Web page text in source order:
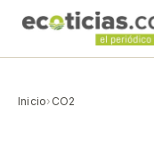
Inicio› CO2